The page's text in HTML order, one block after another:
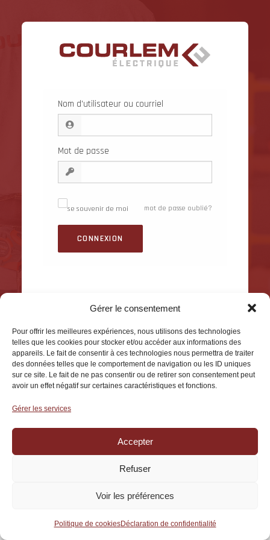
Gérer le consentement
Pour offrir les meilleures expériences, nous utilisons des technologies
telles que les cookies pour stocker et/ou accéder aux informations des
appareils. Le fait de consentir à ces technologies nous permettra de traiter
des données telles que le comportement de navigation ou les ID uniques
sur ce site. Le fait de ne pas consentir ou de retirer son consentement peut
avoir un effet négatif sur certaines caractéristiques et fonctions.
Gérer les services
Accepter
Refuser
Voir les préférences
Politique de cookiesDéclaration de confidentialité
Nom d'utilisateur ou courriel
Mot de passe
se souvenir de moi mot de passe oublié?
CONNEXION